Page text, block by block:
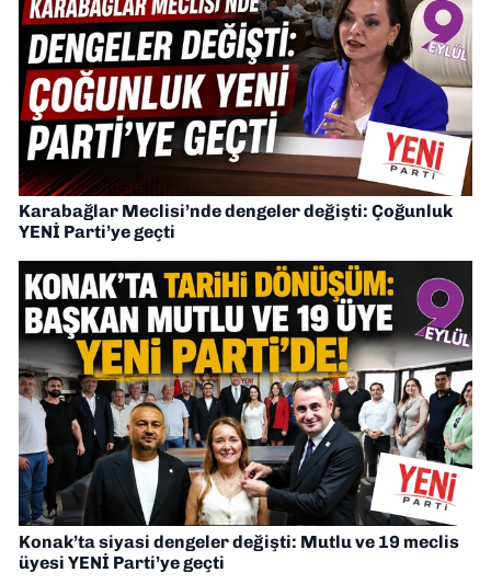
Karabağlar Meclisi’nde dengeler değişti: Çoğunluk
YENİ Parti’ye geçti
Konak’ta siyasi dengeler değişti: Mutlu ve 19 meclis
üyesi YENİ Parti’ye geçti